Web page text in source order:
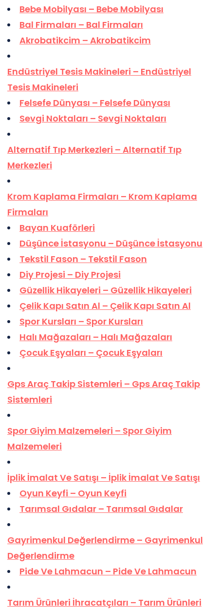
Bebe Mobilyası – Bebe Mobilyası
Bal Firmaları – Bal Firmaları
Akrobatikcim – Akrobatikcim
Endüstriyel Tesis Makineleri – Endüstriyel
Tesis Makineleri
Felsefe Dünyası – Felsefe Dünyası
Sevgi Noktaları – Sevgi Noktaları
Alternatif Tıp Merkezleri – Alternatif Tıp
Merkezleri
Krom Kaplama Firmaları – Krom Kaplama
Firmaları
Bayan Kuaförleri
Düşünce İstasyonu – Düşünce İstasyonu
Tekstil Fason – Tekstil Fason
Diy Projesi – Diy Projesi
Güzellik Hikayeleri – Güzellik Hikayeleri
Çelik Kapı Satın Al – Çelik Kapı Satın Al
Spor Kursları – Spor Kursları
Halı Mağazaları – Halı Mağazaları
Çocuk Eşyaları – Çocuk Eşyaları
Gps Araç Takip Sistemleri – Gps Araç Takip
Sistemleri
Spor Giyim Malzemeleri – Spor Giyim
Malzemeleri
İplik İmalat Ve Satışı – İplik İmalat Ve Satışı
Oyun Keyfi – Oyun Keyfi
Tarımsal Gıdalar – Tarımsal Gıdalar
Gayrimenkul Değerlendirme – Gayrimenkul
Değerlendirme
Pide Ve Lahmacun – Pide Ve Lahmacun
Tarım Ürünleri İhracatçıları – Tarım Ürünleri